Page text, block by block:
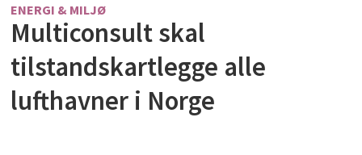
ENERGI & MILJØ
Multiconsult skal
tilstandskartlegge alle
lufthavner i Norge